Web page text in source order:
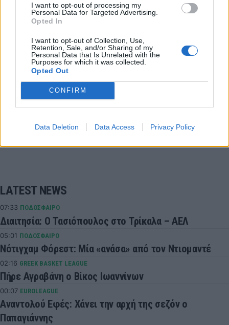
I want to opt-out of processing my
Personal Data for Targeted Advertising.
Opted In
I want to opt-out of Collection, Use,
Retention, Sale, and/or Sharing of my
Personal Data that Is Unrelated with the
Purposes for which it was collected.
Opted Out
CONFIRM
Data Deletion Data Access Privacy Policy
Μουνίθ Χουάν
COMMENTS
Συνδεθείτε για να σχολιάσετε
LATEST NEWS
07:33 ΠΟΔΟΣΦΑΙΡΟ
Διαιτησία: Ο Τασιόπουλος στο Τρίκαλα – ΑΕΛ
05:01 ΠΟΔΟΣΦΑΙΡΟ
Νότιγχαμ Φόρεστ: Μία «ανάσα» από τον Ντιομαντέ
02:16 GREEK BASKET LEAGUE
Πήρε Αγραβάνη ο Βίκος Ιωαννίνων
00:07 EUROLEAGUE
Αναντολού Εφές: Χάνει την αρχή της σεζόν ο
Παπαγιάννης